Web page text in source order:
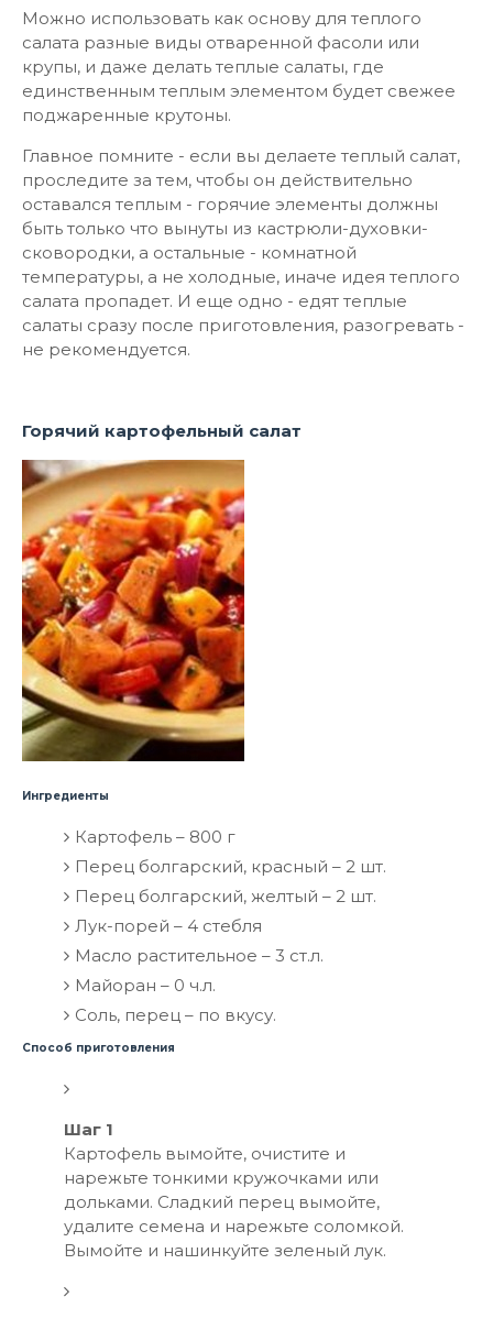
Можно использовать как основу для теплого
салата разные виды отваренной фасоли или
крупы, и даже делать теплые салаты, где
единственным теплым элементом будет свежее
поджаренные крутоны.
Главное помните - если вы делаете теплый салат,
проследите за тем, чтобы он действительно
оставался теплым - горячие элементы должны
быть только что вынуты из кастрюли-духовки-
сковородки, а остальные - комнатной
температуры, а не холодные, иначе идея теплого
салата пропадет. И еще одно - едят теплые
салаты сразу после приготовления, разогревать -
не рекомендуется.
Горячий картофельный салат
Ингредиенты
Картофель – 800 г
Перец болгарский, красный – 2 шт.
Перец болгарский, желтый – 2 шт.
Лук-порей – 4 стебля
Масло растительное – 3 ст.л.
Майоран – 0 ч.л.
Соль, перец – по вкусу.
Способ приготовления
Шаг 1
Картофель вымойте, очистите и
нарежьте тонкими кружочками или
дольками. Сладкий перец вымойте,
удалите семена и нарежьте соломкой.
Вымойте и нашинкуйте зеленый лук.